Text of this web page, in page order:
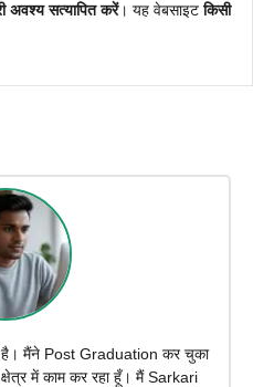
अवश्य सत्यापित करें। यह वेबसाइटकिसी
है। मैंने Post Graduation कर चुका
में काम कर रहा हूँ। मैं Sarkari